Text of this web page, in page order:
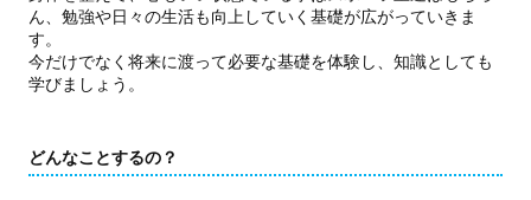
ん、勉強や日々の生活も向上していく基礎が広がっていきま
す。
今だけでなく将来に渡って必要な基礎を体験し、知識としても
学びましょう。
どんなことするの？